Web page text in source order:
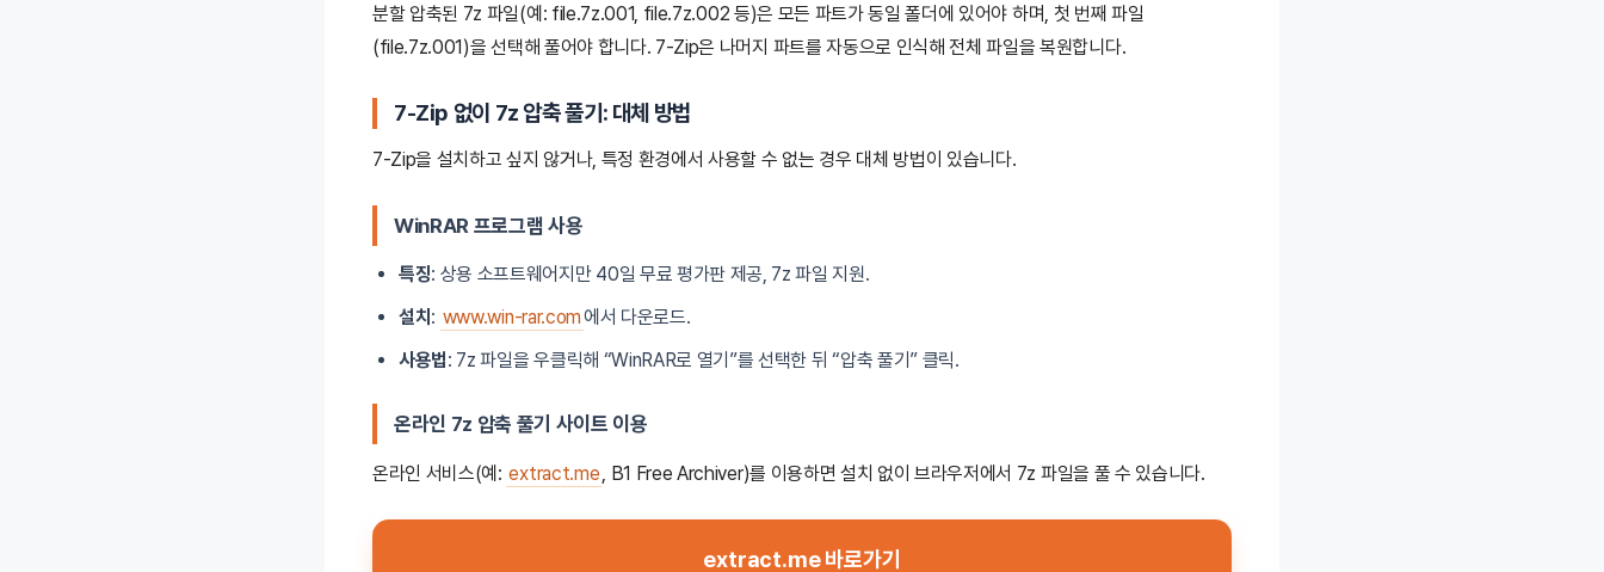
분할 압축된 7z 파일(예: file.7z.001, file.7z.002 등)은 모든 파트가 동일 폴더에 있어야 하며, 첫 번째 파일
(file.7z.001)을 선택해 풀어야 합니다. 7-Zip은 나머지 파트를 자동으로 인식해 전체 파일을 복원합니다.
7-Zip 없이 7z 압축 풀기: 대체 방법
7-Zip을 설치하고 싶지 않거나, 특정 환경에서 사용할 수 없는 경우 대체 방법이 있습니다.
WinRAR 프로그램 사용
특징: 상용 소프트웨어지만 40일 무료 평가판 제공, 7z 파일 지원.
설치 : www.win-rar.com에서 다운로드.
사용법: 7z 파일을 우클릭해 “WinRAR로 열기”를 선택한 뒤 “압축 풀기” 클릭.
온라인 7z 압축 풀기 사이트 이용
온라인 서비스(예: extract.me , B1 Free Archiver)를 이용하면 설치 없이 브라우저에서 7z 파일을 풀 수 있습니다.
extract.me 바로가기